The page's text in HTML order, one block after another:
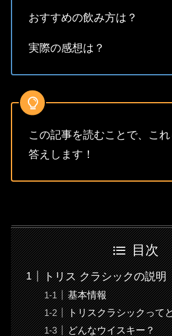
おすすめの飲み方は？
実際の感想は？
この記事を読むことで、こ
答えします！
目次
トリス クラシックの説明
基本情報
トリスクラシックって
どんなウイスキー？